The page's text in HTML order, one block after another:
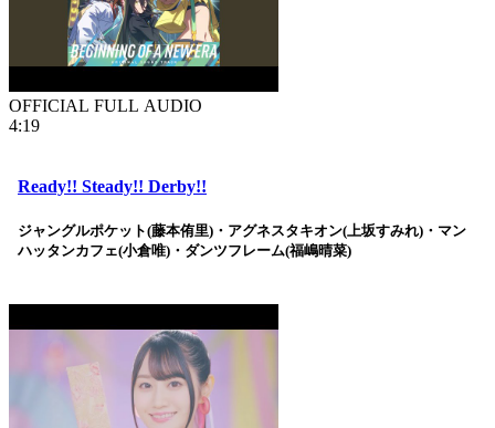
OFFICIAL FULL AUDIO
4:19
Ready!! Steady!! Derby!!
ジャングルポケット(藤本侑里)・アグネスタキオン(上坂すみれ)・マン
ハッタンカフェ(小倉唯)・ダンツフレーム(福嶋晴菜)